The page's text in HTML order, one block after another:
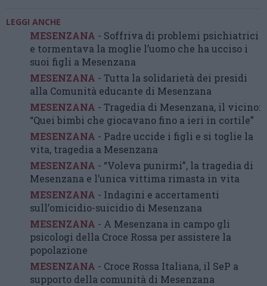
LEGGI ANCHE
MESENZANA - Soffriva di problemi psichiatrici
e tormentava la moglie l’uomo che ha ucciso i
suoi figli a Mesenzana
MESENZANA - Tutta la solidarietà dei presidi
alla Comunità educante di Mesenzana
MESENZANA - Tragedia di Mesenzana, il vicino:
“Quei bimbi che giocavano fino a ieri in cortile”
MESENZANA - Padre uccide i figli e si toglie la
vita, tragedia a Mesenzana
MESENZANA - “Voleva punirmi”, la tragedia di
Mesenzana e l’unica vittima rimasta in vita
MESENZANA - Indagini e accertamenti
sull’omicidio-suicidio di Mesenzana
MESENZANA - A Mesenzana in campo gli
psicologi della Croce Rossa per assistere la
popolazione
MESENZANA - Croce Rossa Italiana, il SeP a
supporto della comunità di Mesenzana